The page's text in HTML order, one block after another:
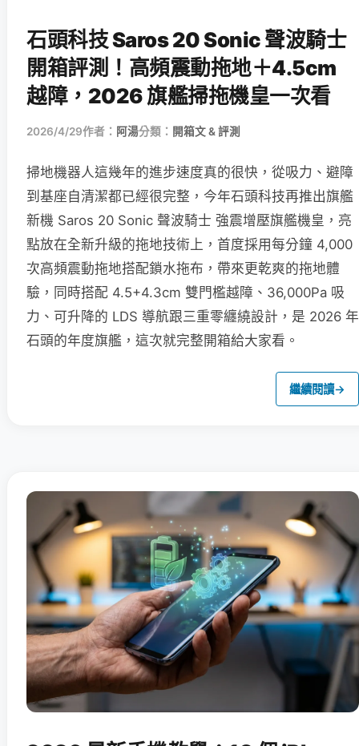
石頭科技 Saros 20 Sonic 聲波騎士
開箱評測！高頻震動拖地＋4.5cm
越障，2026 旗艦掃拖機皇一次看
2026/4/29作者： 阿湯分類： 開箱文 & 評測
掃地機器人這幾年的進步速度真的很快，從吸力、避障
到基座自清潔都已經很完整，今年石頭科技再推出旗艦
新機 Saros 20 Sonic 聲波騎士 強震增壓旗艦機皇，亮
點放在全新升級的拖地技術上，首度採用每分鐘 4,000
次高頻震動拖地搭配鎖水拖布，帶來更乾爽的拖地體
驗，同時搭配 4.5+4.3cm 雙門檻越障、36,000Pa 吸
力、可升降的 LDS 導航跟三重零纏繞設計，是 2026 年
石頭的年度旗艦，這次就完整開箱給大家看。
繼續閱讀→